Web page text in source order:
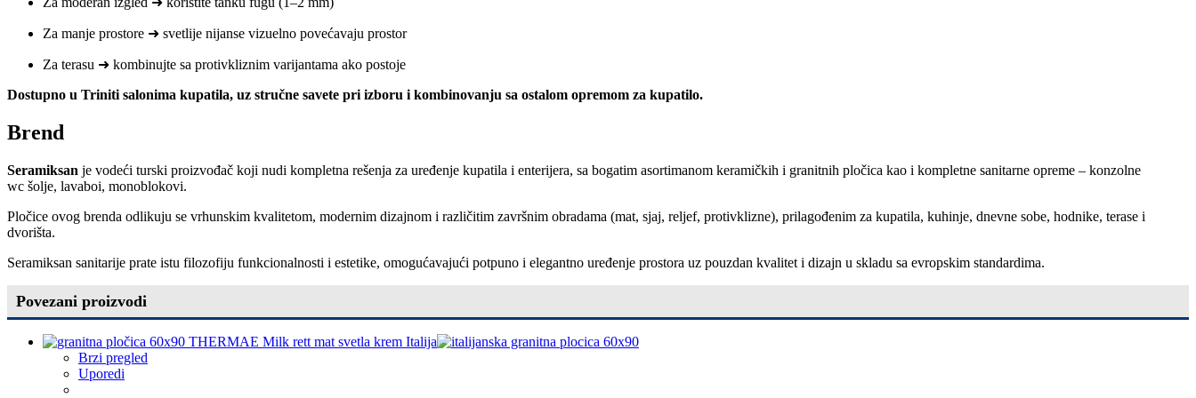
Za manje prostore ➜ svetlije nijanse vizuelno povećavaju prostor
Za terasu ➜ kombinujte sa protivkliznim varijantama ako postoje
Dostupno u Triniti salonima kupatila, uz stručne savete pri izboru i kombinovanju sa ostalom opremom za kupatilo.
Brend
Seramiksan je vodeći turski proizvođač koji nudi kompletna rešenja za uređenje kupatila i enterijera, sa bogatim asortimanom keramičkih i granitnih pločica kao i kompletne sanitarne opreme – konzolne
wc šolje, lavaboi, monoblokovi.
Pločice ovog brenda odlikuju se vrhunskim kvalitetom, modernim dizajnom i različitim završnim obradama (mat, sjaj, reljef, protivklizne), prilagođenim za kupatila, kuhinje, dnevne sobe, hodnike, terase i
dvorišta.
Seramiksan sanitarije prate istu filozofiju funkcionalnosti i estetike, omogućavajući potpuno i elegantno uređenje prostora uz pouzdan kvalitet i dizajn u skladu sa evropskim standardima.
Povezani proizvodi
Brzi pregled
Uporedi